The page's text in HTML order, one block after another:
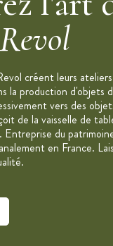
70 cl
cm
non poreuse
ne présente aucun
ardoise
au micro-
au lave-vaisselle
Revol
créent leurs
la production d'objets
vers des
de la vaisselle de
du
en France.